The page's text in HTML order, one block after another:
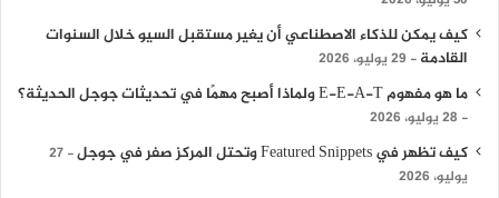
كيف يمكن للذكاء الاصطناعي أن يغير مستقبل السيو خلال السنوات
القادمة
29 يوليو، 2026
ما هو مفهوم E-E-A-T ولماذا أصبح مهمًا في تحديثات جوجل الحديثة؟
28 يوليو، 2026
كيف تظهر في Featured Snippets وتحتل المركز صفر في جوجل
27
يوليو، 2026